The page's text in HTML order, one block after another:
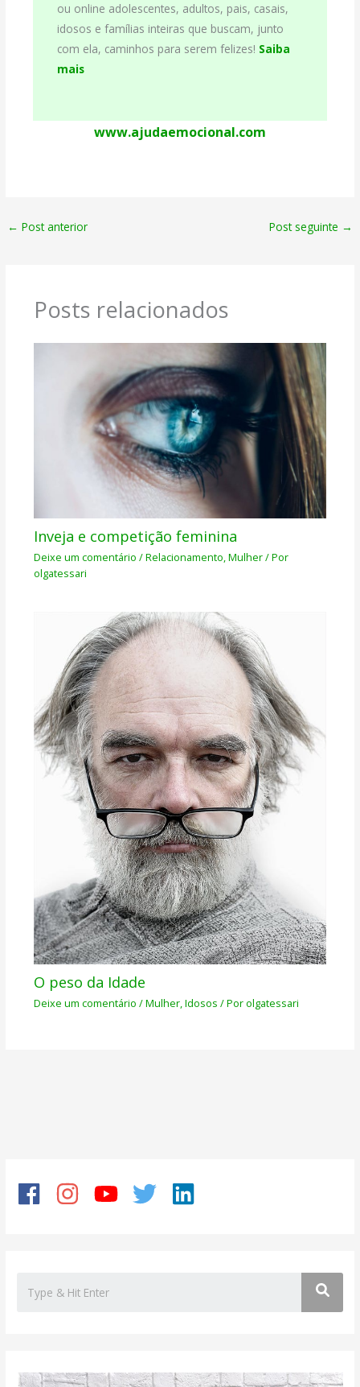
ou online adolescentes, adultos, pais, casais,
idosos e famílias inteiras que buscam, junto
com ela, caminhos para serem felizes! Saiba
mais
www.ajudaemocional.com
← Post anterior Post seguinte →
Posts relacionados
Inveja e competição feminina
Deixe um comentário /Relacionamento,Mulher/ Por
olgatessari
O peso da Idade
Deixe um comentário /Mulher,Idosos / Porolgatessari